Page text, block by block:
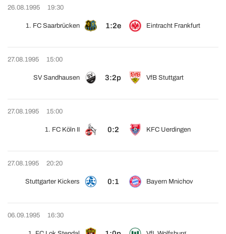
26.08.1995 19:30
1. FC Saarbrücken 1:2e Eintracht Frankfurt
27.08.1995 15:00
SV Sandhausen 3:2p VfB Stuttgart
27.08.1995 15:00
1. FC Köln II 0:2 KFC Uerdingen
27.08.1995 20:20
Stuttgarter Kickers 0:1 Bayern Mnichov
06.09.1995 16:30